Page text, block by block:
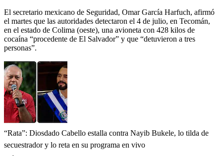
El secretario mexicano de Seguridad, Omar García Harfuch, afirmó
el martes que las autoridades detectaron el 4 de julio, en Tecomán,
en el estado de Colima (oeste), una avioneta con 428 kilos de
cocaína “procedente de El Salvador” y que “detuvieron a tres
personas”.
“Rata”: Diosdado Cabello estalla contra Nayib Bukele, lo tilda de
secuestrador y lo reta en su programa en vivo